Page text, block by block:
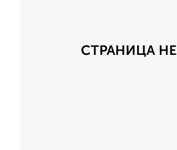
СТРАНИЦА